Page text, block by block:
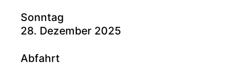
Sonntag
28. Dezember 2025
Abfahrt